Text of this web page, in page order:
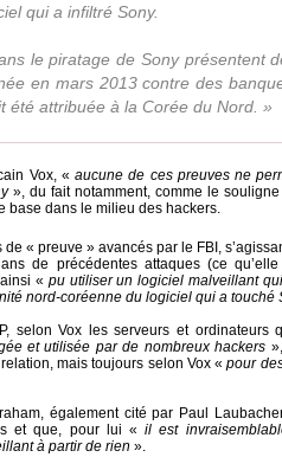
qui a infiltré Sony.
le piratage de Sony présentent
en mars 2013 contre des
été attribuée à la Corée du Nord. »
Vox, «aucune de ces preuves ne
», du fait notamment, comme le
base dans le milieu des hackers.
« preuve » avancés par le FBI,
de précédentes attaques (ce
« pu utiliser un logiciel malveillant
nord-coréenne du logiciel qui a touché
selon Vox les serveurs et ordinateurs
et utilisée par de nombreux hackers
mais toujours selon Vox «pour
également cité par Paul
et que, pour lui «il est
à partir de rien ».